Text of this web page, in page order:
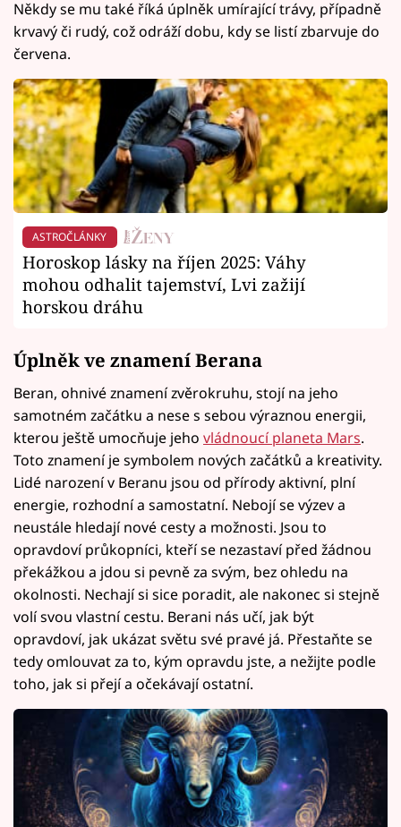
Někdy se mu také říká úplněk umírající trávy, případně
krvavý či rudý, což odráží dobu, kdy se listí zbarvuje do
červena.
ASTROČLÁNKY
Horoskop lásky na říjen 2025: Váhy
mohou odhalit tajemství, Lvi zažijí
horskou dráhu
Úplněk ve znamení Berana
Beran, ohnivé znamení zvěrokruhu, stojí na jeho
samotném začátku a nese s sebou výraznou energii,
kterou ještě umocňuje jeho vládnoucí planeta Mars.
Toto znamení je symbolem nových začátků a kreativity.
Lidé narození v Beranu jsou od přírody aktivní, plní
energie, rozhodní a samostatní. Nebojí se výzev a
neustále hledají nové cesty a možnosti. Jsou to
opravdoví průkopníci, kteří se nezastaví před žádnou
překážkou a jdou si pevně za svým, bez ohledu na
okolnosti. Nechají si sice poradit, ale nakonec si stejně
volí svou vlastní cestu. Berani nás učí, jak být
opravdoví, jak ukázat světu své pravé já. Přestaňte se
tedy omlouvat za to, kým opravdu jste, a nežijte podle
toho, jak si přejí a očekávají ostatní.